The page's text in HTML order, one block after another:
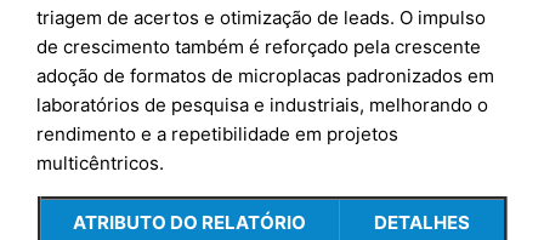
triagem de acertos e otimização de leads. O impulso
de crescimento também é reforçado pela crescente
adoção de formatos de microplacas padronizados em
laboratórios de pesquisa e industriais, melhorando o
rendimento e a repetibilidade em projetos
multicêntricos.
ATRIBUTO DO RELATÓRIO
DETALHES